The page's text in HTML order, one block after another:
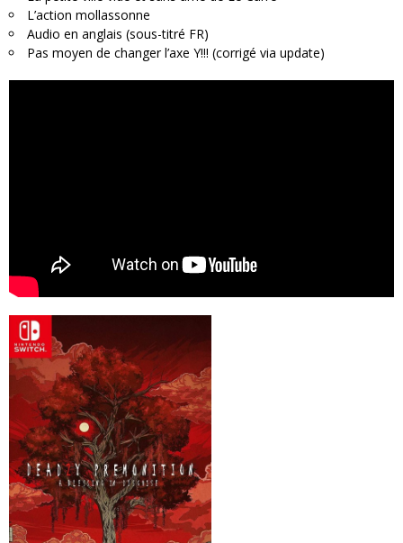
L’action mollassonne
Audio en anglais (sous-titré FR)
Pas moyen de changer l’axe Y!!! (corrigé via update)